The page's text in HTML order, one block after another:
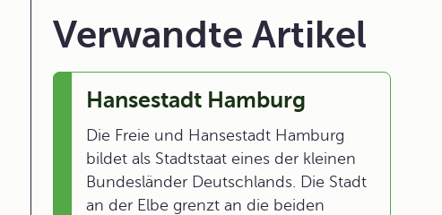
Verwandte Artikel
Hansestadt Hamburg
Die Freie und Hansestadt Hamburg
bildet als Stadtstaat eines der kleinen
Bundesländer Deutschlands. Die Stadt
an der Elbe grenzt an die beiden